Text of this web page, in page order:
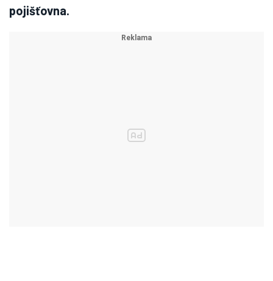
pojišťovna.